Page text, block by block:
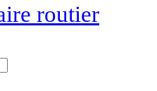
routier